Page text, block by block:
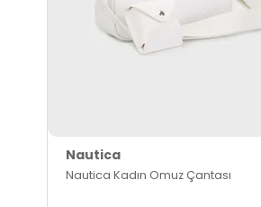
Nautica
Nautica Kadın Omuz Çantası